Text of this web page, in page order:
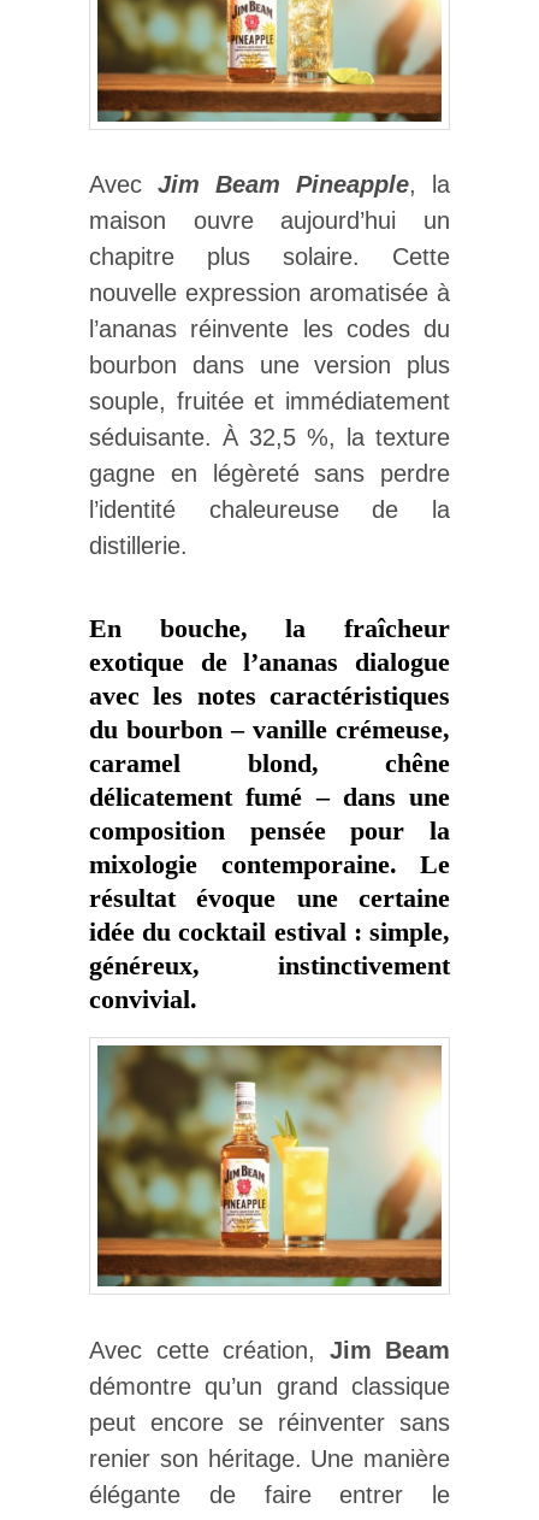
Avec Jim Beam Pineapple, la
maison ouvre aujourd’hui un
chapitre plus solaire. Cette
nouvelle expression aromatisée à
l’ananas réinvente les codes du
bourbon dans une version plus
souple, fruitée et immédiatement
séduisante. À 32,5 %, la texture
gagne en légèreté sans perdre
l’identité chaleureuse de la
distillerie.
En bouche, la fraîcheur
exotique de l’ananas dialogue
avec les notes caractéristiques
du bourbon – vanille crémeuse,
caramel blond, chêne
délicatement fumé – dans une
composition pensée pour la
mixologie contemporaine. Le
résultat évoque une certaine
idée du cocktail estival : simple,
généreux, instinctivement
convivial.
Avec cette création, Jim Beam
démontre qu’un grand classique
peut encore se réinventer sans
renier son héritage. Une manière
élégante de faire entrer le